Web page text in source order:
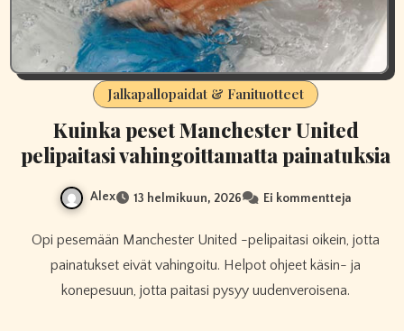
Jalkapallopaidat & Fanituotteet
Kuinka peset Manchester United
pelipaitasi vahingoittamatta painatuksia
Alex 13 helmikuun, 2026 Ei kommentteja
Opi pesemään Manchester United -pelipaitasi oikein, jotta
painatukset eivät vahingoitu. Helpot ohjeet käsin- ja
konepesuun, jotta paitasi pysyy uudenveroisena.